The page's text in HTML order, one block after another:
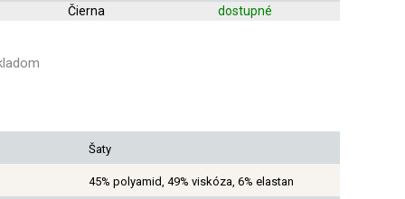
Čierna
dostupné
Šaty
45% polyamid, 49% viskóza, 6% elastan